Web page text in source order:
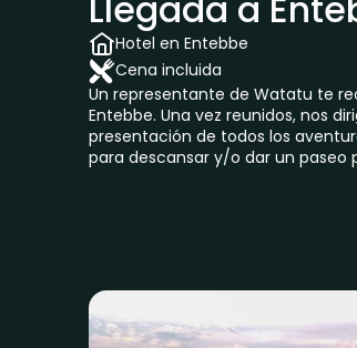
Hotel en Entebbe
Cena incluida
Un representante de Watatu te
Entebbe. Una vez reunidos, nos
presentación de todos los
para descansar y/o dar un paseo